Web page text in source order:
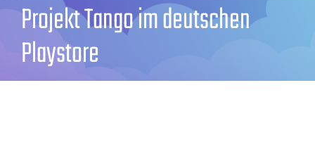
Projekt Tango im deutschen
Playstore